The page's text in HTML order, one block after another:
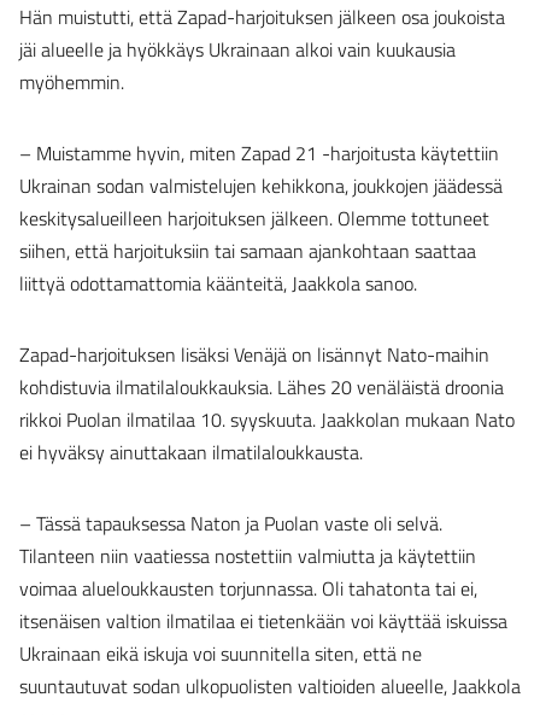
Hän muistutti, että Zapad-harjoituksen jälkeen osa joukoista
jäi alueelle ja hyökkäys Ukrainaan alkoi vain kuukausia
myöhemmin.
– Muistamme hyvin, miten Zapad 21 -harjoitusta käytettiin
Ukrainan sodan valmistelujen kehikkona, joukkojen jäädessä
keskitysalueilleen harjoituksen jälkeen. Olemme tottuneet
siihen, että harjoituksiin tai samaan ajankohtaan saattaa
liittyä odottamattomia käänteitä, Jaakkola sanoo.
Zapad-harjoituksen lisäksi Venäjä on lisännyt Nato-maihin
kohdistuvia ilmatilaloukkauksia. Lähes 20 venäläistä droonia
rikkoi Puolan ilmatilaa 10. syyskuuta. Jaakkolan mukaan Nato
ei hyväksy ainuttakaan ilmatilaloukkausta.
– Tässä tapauksessa Naton ja Puolan vaste oli selvä.
Tilanteen niin vaatiessa nostettiin valmiutta ja käytettiin
voimaa alueloukkausten torjunnassa. Oli tahatonta tai ei,
itsenäisen valtion ilmatilaa ei tietenkään voi käyttää iskuissa
Ukrainaan eikä iskuja voi suunnitella siten, että ne
suuntautuvat sodan ulkopuolisten valtioiden alueelle, Jaakkola